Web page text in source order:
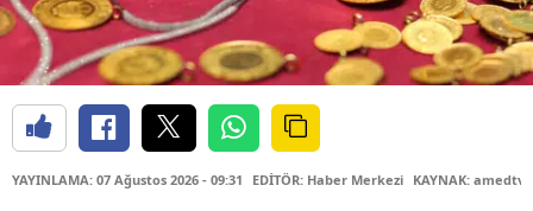
YAYINLAMA: 07 Ağustos 2026 - 09:31 EDİTÖR: Haber Merkezi KAYNAK: